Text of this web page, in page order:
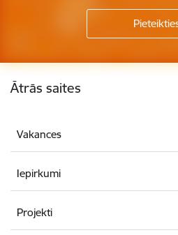
Kājene
Ātrās saites
Vakances
Iepirkumi
Projekti